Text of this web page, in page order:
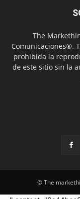
The
Comunicaciones®.
prohibida la
de este sitio sin la
© The